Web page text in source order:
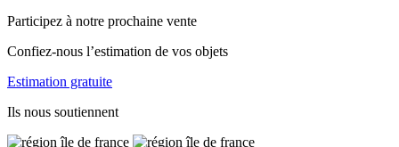
Participez à notre prochaine vente
Confiez-nous l’estimation de vos objets
Estimation gratuite
Ils nous soutiennent